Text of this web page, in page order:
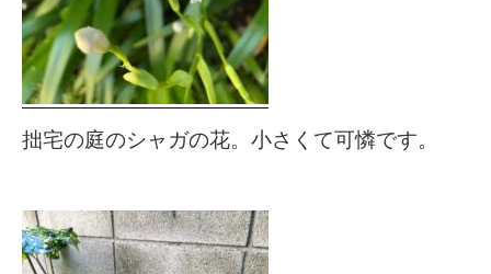
拙宅の庭のシャガの花。小さくて可憐です。